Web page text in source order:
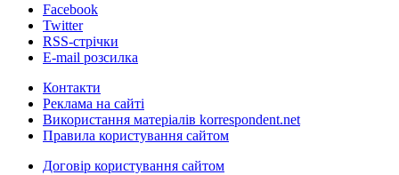
Facebook
Twitter
RSS-стрічки
E-mail розсилка
Контакти
Реклама на сайті
Використання матеріалів korrespondent.net
Правила користування сайтом
Договір користування сайтом